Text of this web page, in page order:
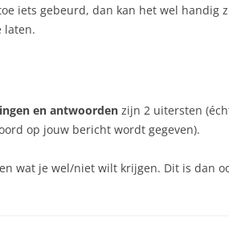
iets gebeurd, dan kan het wel handig
laten.
en antwoorden zijn 2 uitersten
op jouw bericht wordt gegeven).
wat je wel/niet wilt krijgen. Dit is dan